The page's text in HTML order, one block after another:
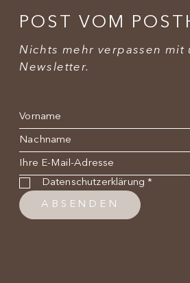
POST VOM
Nichts mehr verpassen mit
Newsletter.
Name*
Nachname
E-Mail *
Datenschutzbestimmung*
Datenschutzerklärung*
ABSENDEN